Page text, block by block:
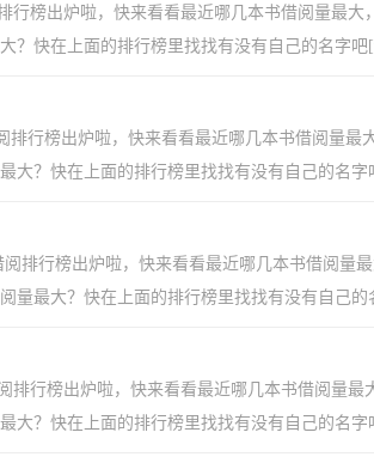
行榜出炉啦，快来看看最近哪几本书借阅量最
？快在上面的排行榜里找找有没有自己的名字吧[
行榜出炉啦，快来看看最近哪几本书借阅量最
大？快在上面的排行榜里找找有没有自己的名字
排行榜出炉啦，快来看看最近哪几本书借阅量
量最大？快在上面的排行榜里找找有没有自己的
行榜出炉啦，快来看看最近哪几本书借阅量最
大？快在上面的排行榜里找找有没有自己的名字